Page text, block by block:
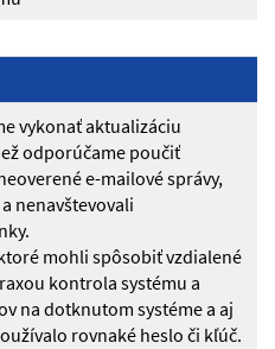
vykonať aktualizáciu
odporúčame poučiť
e-mailové správy,
nenavštevovali
mohli spôsobiť vzdialené
kontrola systému a
na dotknutom systéme a aj
rovnaké heslo či kľúč.